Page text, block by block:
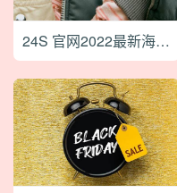
24S 官网2022最新海淘攻略